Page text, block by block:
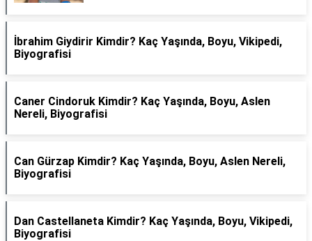
İbrahim Giydirir Kimdir? Kaç Yaşında, Boyu, Vikipedi,
Biyografisi
Caner Cindoruk Kimdir? Kaç Yaşında, Boyu, Aslen
Nereli, Biyografisi
Can Gürzap Kimdir? Kaç Yaşında, Boyu, Aslen Nereli,
Biyografisi
Dan Castellaneta Kimdir? Kaç Yaşında, Boyu, Vikipedi,
Biyografisi